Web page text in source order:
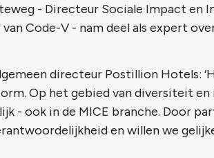
- Directeur Sociale Impact en
Code-V - nam deel als expert
directeur Postillion Hotels:
Op het gebied van diversiteit
- ook in de MICE branche. Door
en willen we